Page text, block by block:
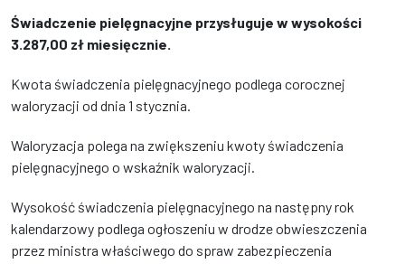
Świadczenie pielęgnacyjne przysługuje w wysokości
3.287,00 zł miesięcznie.
Kwota świadczenia pielęgnacyjnego podlega corocznej
waloryzacji od dnia 1 stycznia.
Waloryzacja polega na zwiększeniu kwoty świadczenia
pielęgnacyjnego o wskaźnik waloryzacji.
Wysokość świadczenia pielęgnacyjnego na następny rok
kalendarzowy podlega ogłoszeniu w drodze obwieszczenia
przez ministra właściwego do spraw zabezpieczenia